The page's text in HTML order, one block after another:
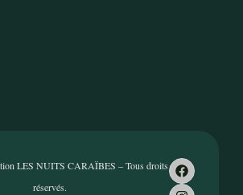
LES NUITS CARAÏBES – Tous droits
réservés.